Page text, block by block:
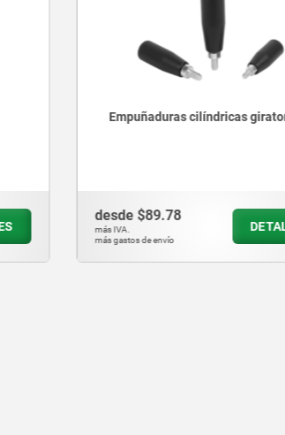
Cubos de sujeción
desde $376.94
más IVA.
más gastos de envío